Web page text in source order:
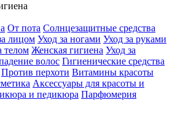
От пота Солнцезащитные средства
лицом Уход за ногами Уход за руками
телом Женская гигиена Уход за
волос Гигиенические средства
Против перхоти Витамины красоты
Аксессуары для красоты и
и педикюра Парфюмерия